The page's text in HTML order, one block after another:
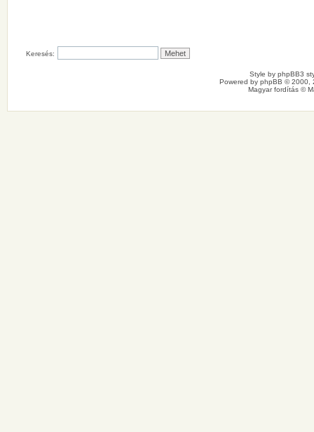
Keresés:
Style by phpBB3
Powered by phpBB © 2000,
Magyar fordítás ©